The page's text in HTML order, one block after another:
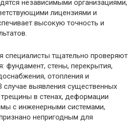
независимыми организациями,
лицензиями и
высокую точность и
специалисты тщательно проверяют
фундамент, стены, перекрытия,
отопления и
случае выявления существенных
в стенах, деформации
с инженерными системами,
непригодным для